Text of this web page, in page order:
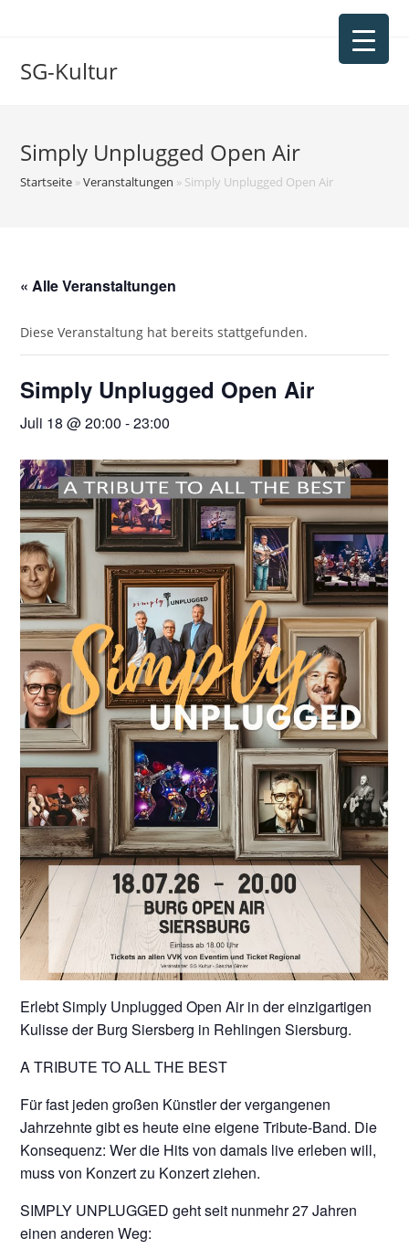
SG-Kultur
Simply Unplugged Open Air
Startseite »Veranstaltungen » Simply Unplugged Open Air
« Alle Veranstaltungen
Diese Veranstaltung hat bereits stattgefunden.
Simply Unplugged Open Air
Juli 18 @ 20:00 -23:00
Erlebt Simply Unplugged Open Air in der einzigartigen
Kulisse der Burg Siersberg in Rehlingen Siersburg.
A TRIBUTE TO ALL THE BEST
Für fast jeden großen Künstler der vergangenen
Jahrzehnte gibt es heute eine eigene Tribute-Band. Die
Konsequenz: Wer die Hits von damals live erleben will,
muss von Konzert zu Konzert ziehen.
SIMPLY UNPLUGGED geht seit nunmehr 27 Jahren
einen anderen Weg: